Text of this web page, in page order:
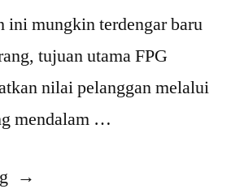
mungkin terdengar baru
tujuan utama FPG
nilai pelanggan melalui
mendalam …
“Mengenali